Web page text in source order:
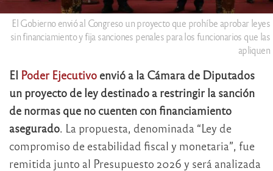
El Gobierno envió al Congreso un proyecto que prohíbe aprobar leyes
sin financiamiento y fija sanciones penales para los funcionarios que las
apliquen
El Poder Ejecutivo envió a la Cámara de Diputados
un proyecto de ley destinado a restringir la sanción
de normas que no cuenten con financiamiento
asegurado. La propuesta, denominada “Ley de
compromiso de estabilidad fiscal y monetaria”, fue
remitida junto al Presupuesto 2026 y será analizada